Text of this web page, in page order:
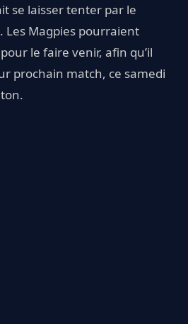
se laisser tenter par le
Les Magpies pourraient
le faire venir, afin qu’il
prochain match, ce samedi